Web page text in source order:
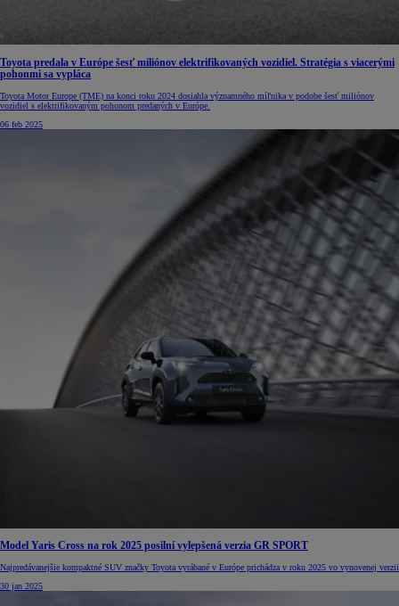
Toyota predala v Európe šesť miliónov elektrifikovaných vozidiel. Stratégia s viacerými
pohonmi sa vypláca
Toyota Motor Europe (TME) na konci roku 2024 dosiahla významného míľnika v podobe šesť miliónov
vozidiel s elektrifikovaným pohonom predaných v Európe.
06 feb 2025
Model Yaris Cross na rok 2025 posilní vylepšená verzia GR SPORT
Najpredávanejšie kompaktné SUV značky Toyota vyrábané v Európe prichádza v roku 2025 vo vynovenej verzii
30 jan 2025